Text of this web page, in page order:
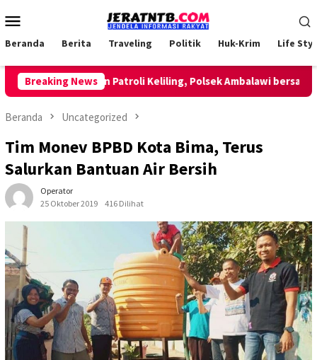
ke
Mobile
Beranda Berita Traveling Politik Huk-Krim Life
Breaking News
Lakukan Patroli Keliling, Polsek Ambalawi bersama TNI
Beranda Uncategorized
Tim Monev BPBD Kota Bima, Terus
Salurkan Bantuan Air Bersih
Operator
25 Oktober 2019
416 Dilihat